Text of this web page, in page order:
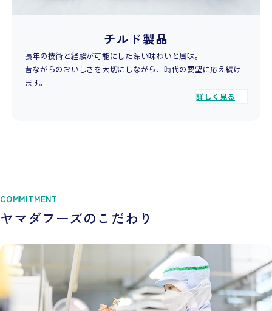
チルド製品
長年の技術と経験が可能にした深い味わいと風味。
昔ながらのおいしさを大切にしながら、時代の要望に応え続け
ます。
詳しく見る
COMMITMENT
ヤマダフーズのこだわり